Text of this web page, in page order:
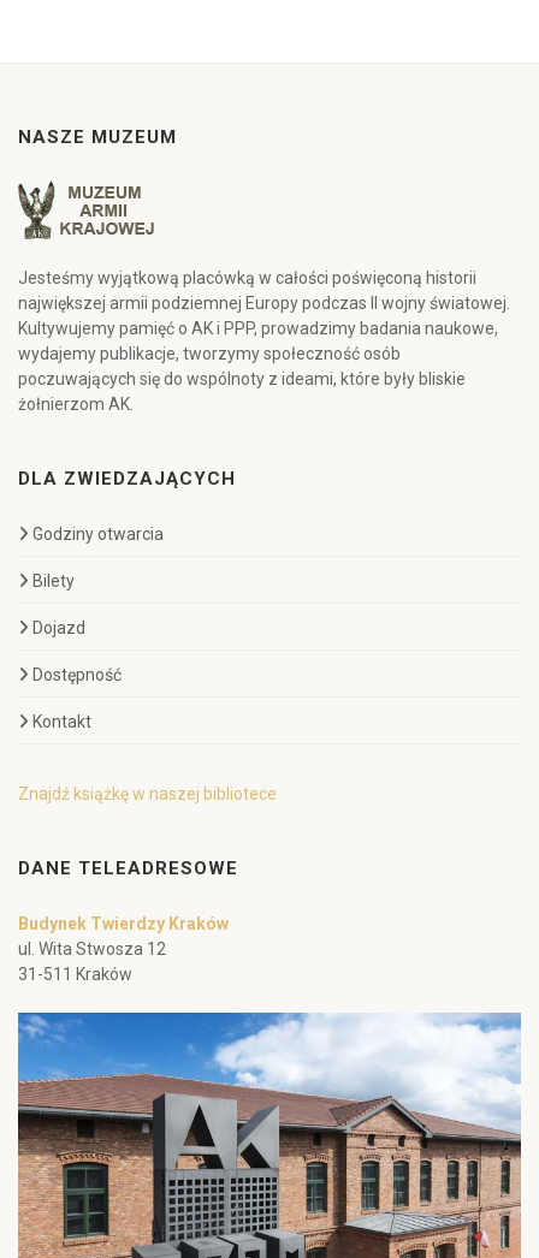
NASZE MUZEUM
Jesteśmy wyjątkową placówką w całości poświęconą historii
największej armii podziemnej Europy podczas II wojny światowej.
Kultywujemy pamięć o AK i PPP, prowadzimy badania naukowe,
wydajemy publikacje, tworzymy społeczność osób
poczuwających się do wspólnoty z ideami, które były bliskie
żołnierzom AK.
DLA ZWIEDZAJĄCYCH
Godziny otwarcia
Bilety
Dojazd
Dostępność
Kontakt
Znajdź książkę w naszej bibliotece
DANE TELEADRESOWE
Budynek Twierdzy Kraków
ul. Wita Stwosza 12
31-511 Kraków